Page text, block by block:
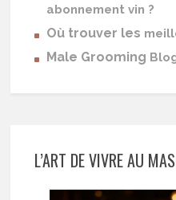
abonnement vin ?
Où trouver les
Male Grooming
L’ART DE VIVRE AU